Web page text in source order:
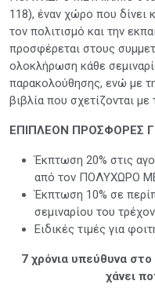
118), έναν χώρο που δίνει
τον πολιτισμό και την
προσφέρεται στους
ολοκλήρωση κάθε
παρακολούθησης, ενώ με
βιβλία που σχετίζονται με
ΕΠΙΠΛΕΟΝ ΠΡΟΣΦΟΡΕΣ
Έκπτωση 20% στις
από τον ΠΟΛΥΧΩΡΟ
Έκπτωση 10% σε
σεμιναρίου του
Ειδικές τιμές για
7 χρόνια υπεύθυνα
χάνει